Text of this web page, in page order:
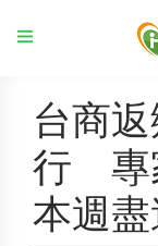
台商
行 專
本週